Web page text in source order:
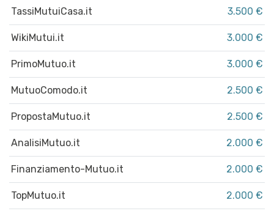
TassiMutuiCasa.it 3.500 €
WikiMutui.it 3.000 €
PrimoMutuo.it 3.000 €
MutuoComodo.it 2.500 €
PropostaMutuo.it 2.500 €
AnalisiMutuo.it 2.000 €
Finanziamento-Mutuo.it 2.000 €
TopMutuo.it 2.000 €